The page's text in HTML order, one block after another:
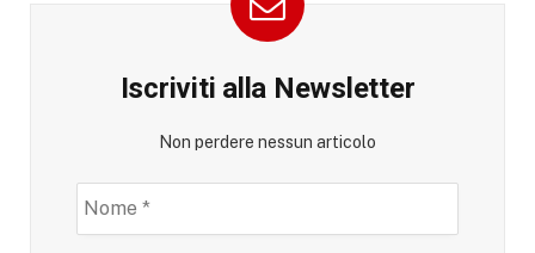
Iscriviti alla Newsletter
Non perdere nessun articolo